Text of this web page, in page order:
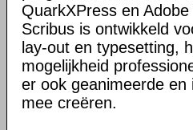
QuarkXPress en Adobe
Scribus is ontwikkeld
lay-out en typesetting,
mogelijkheid
er ook geanimeerde
mee creëren.